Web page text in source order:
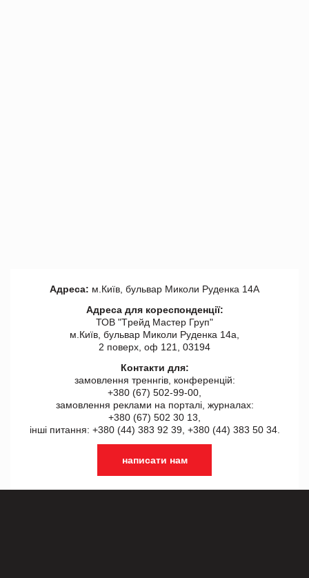
Адреса: м.Київ, бульвар Миколи Руденка 14А
Адреса для кореспонденції:
ТОВ "Tрейд Мастер Груп"
м.Київ, бульвар Миколи Руденка 14а,
2 поверх, оф 121, 03194
Контакти для:
замовлення треннгів, конференцій:
+380 (67) 502-99-00,
замовлення реклами на порталі, журналах:
+380 (67) 502 30 13,
інші питання: +380 (44) 383 92 39, +380 (44) 383 50 34.
написати нам